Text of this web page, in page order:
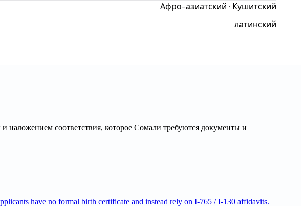
Афро-азиатский · Кушитский
латинский
соответствия, которое Сомали требуются документы и
have no formal birth certificate and instead rely on I-765 / I-130 affidavits.